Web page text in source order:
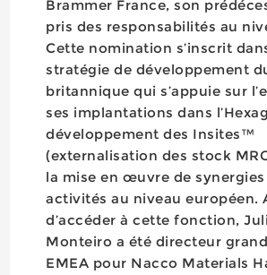
Brammer France, son
pris des responsabilités au
Cette nomination s’inscrit
stratégie de développement
britannique qui s’appuie sur
ses implantations dans
développement des Insites™
(externalisation des stock
la mise en œuvre de synergies
activités au niveau européen.
d’accéder à cette fonction,
Monteiro a été directeur
EMEA pour Nacco Materials